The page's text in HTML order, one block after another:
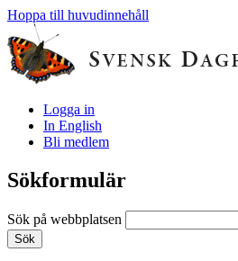
Hoppa till huvudinnehåll
Logga in
In English
Bli medlem
Sökformulär
Sök på webbplatsen